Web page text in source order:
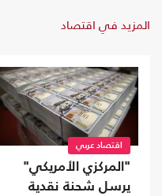
المزيد في اقتصاد
اقتصاد عربي
"المركزي الأمريكي"
يرسل شحنة نقدية